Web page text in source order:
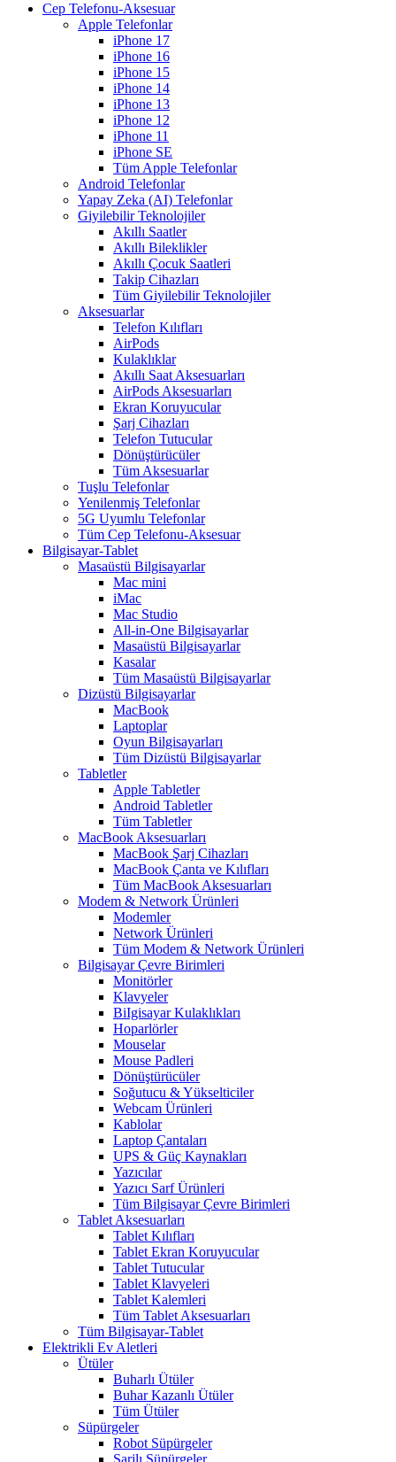
Cep Telefonu-Aksesuar
Apple Telefonlar
iPhone 17
iPhone 16
iPhone 15
iPhone 14
iPhone 13
iPhone 12
iPhone 11
iPhone SE
Tüm Apple Telefonlar
Android Telefonlar
Yapay Zeka (AI) Telefonlar
Giyilebilir Teknolojiler
Akıllı Saatler
Akıllı Bileklikler
Akıllı Çocuk Saatleri
Takip Cihazları
Tüm Giyilebilir Teknolojiler
Aksesuarlar
Telefon Kılıfları
AirPods
Kulaklıklar
Akıllı Saat Aksesuarları
AirPods Aksesuarları
Ekran Koruyucular
Şarj Cihazları
Telefon Tutucular
Dönüştürücüler
Tüm Aksesuarlar
Tuşlu Telefonlar
Yenilenmiş Telefonlar
5G Uyumlu Telefonlar
Tüm Cep Telefonu-Aksesuar
Bilgisayar-Tablet
Masaüstü Bilgisayarlar
Mac mini
iMac
Mac Studio
All-in-One Bilgisayarlar
Masaüstü Bilgisayarlar
Kasalar
Tüm Masaüstü Bilgisayarlar
Dizüstü Bilgisayarlar
MacBook
Laptoplar
Oyun Bilgisayarları
Tüm Dizüstü Bilgisayarlar
Tabletler
Apple Tabletler
Android Tabletler
Tüm Tabletler
MacBook Aksesuarları
MacBook Şarj Cihazları
MacBook Çanta ve Kılıfları
Tüm MacBook Aksesuarları
Modem & Network Ürünleri
Modemler
Network Ürünleri
Tüm Modem & Network Ürünleri
Bilgisayar Çevre Birimleri
Monitörler
Klavyeler
BiIgisayar Kulaklıkları
Hoparlörler
Mouselar
Mouse Padleri
Dönüştürücüler
Soğutucu & Yükselticiler
Webcam Ürünleri
Kablolar
Laptop Çantaları
UPS & Güç Kaynakları
Yazıcılar
Yazıcı Sarf Ürünleri
Tüm Bilgisayar Çevre Birimleri
Tablet Aksesuarları
Tablet Kılıfları
Tablet Ekran Koruyucular
Tablet Tutucular
Tablet Klavyeleri
Tablet Kalemleri
Tüm Tablet Aksesuarları
Tüm Bilgisayar-Tablet
Elektrikli Ev Aletleri
Ütüler
Buharlı Ütüler
Buhar Kazanlı Ütüler
Tüm Ütüler
Süpürgeler
Robot Süpürgeler
Şarjlı Süpürgeler